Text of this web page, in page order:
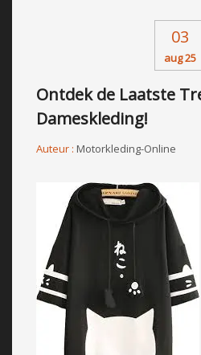
03
aug 25
Ontdek de Laatste
Dameskleding!
Auteur : Motorkleding-Online